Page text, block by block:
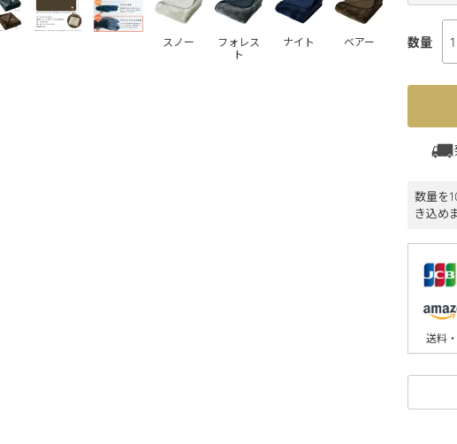
スノー
フォレス
ト
ナイト ベアー
数量を
き込め
送料